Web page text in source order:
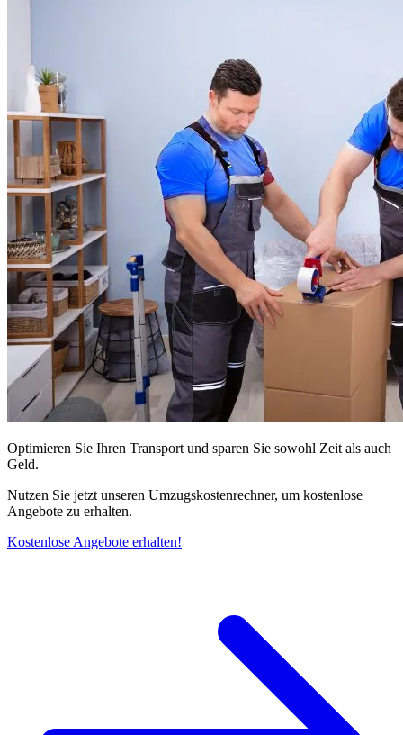
Optimieren Sie Ihren Transport und sparen Sie sowohl Zeit als auch
Geld.
Nutzen Sie jetzt unseren Umzugskostenrechner, um kostenlose
Angebote zu erhalten.
Kostenlose Angebote erhalten!